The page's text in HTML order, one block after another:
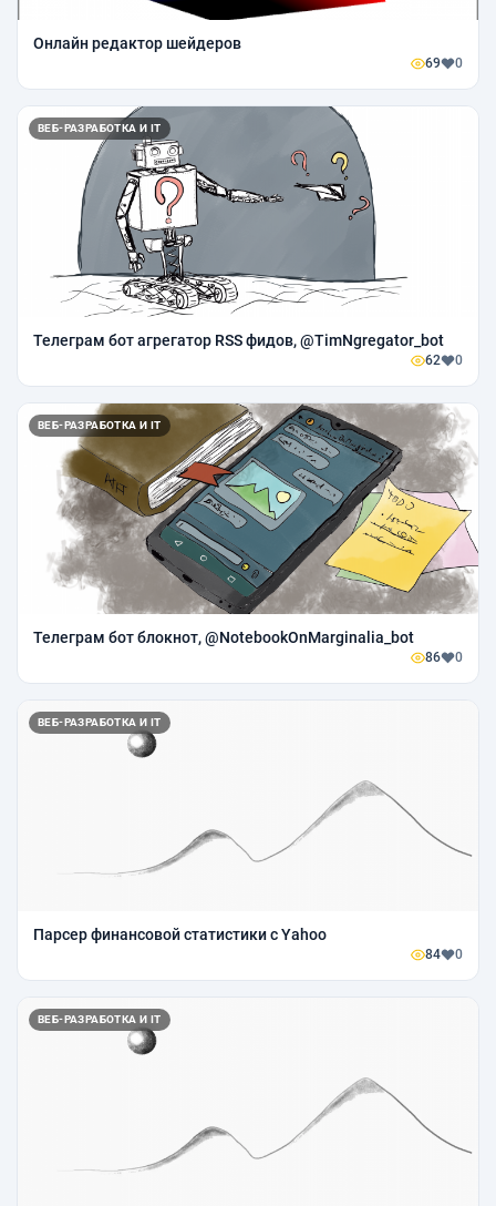
Онлайн редактор шейдеров
69 0
ВЕБ-РАЗРАБОТКА И IT
Телеграм бот агрегатор RSS фидов, @TimNgregator_bot
62 0
ВЕБ-РАЗРАБОТКА И IT
Телеграм бот блокнот, @NotebookOnMarginalia_bot
86 0
ВЕБ-РАЗРАБОТКА И IT
Парсер финансовой статистики с Yahoo
84 0
ВЕБ-РАЗРАБОТКА И IT